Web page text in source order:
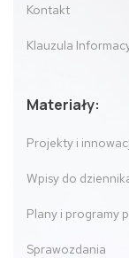
Kontakt
Klauzula
Materiały:
Projekty i
Wpisy do
Plany i programy
Sprawozdania